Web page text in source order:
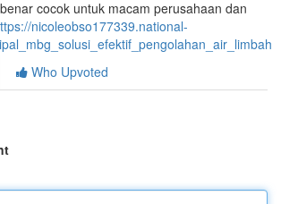
cocok untuk macam perusahaan dan
nicoleobso177339.national-
Who Upvoted